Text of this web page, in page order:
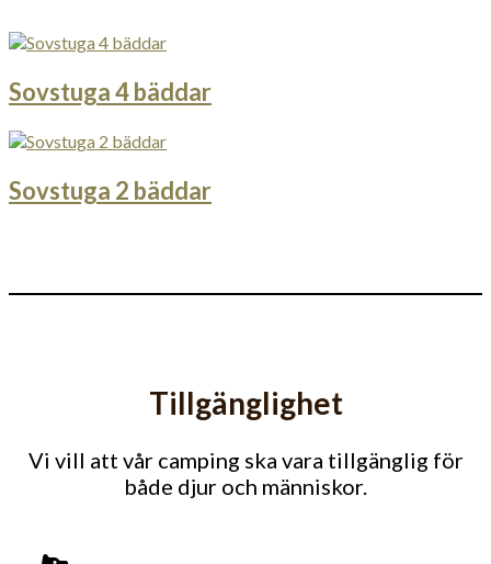
Sovstuga 4 bäddar
Sovstuga 2 bäddar
Tillgänglighet
Vi vill att vår camping ska vara tillgänglig för
både djur och människor.